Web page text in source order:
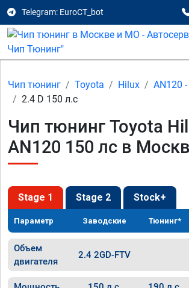
Telegram: EuroCT_bot
Чип тюнинг Toyota Hilux
AN120
2.4 D 150 л.с
Чип тюнинг Toyota
AN120 150 лс в
Stage 1 Stage 2 Stock+
Параметр Заводские Тюнинг*
Объем
двигателя
2.4 2GD-FTV